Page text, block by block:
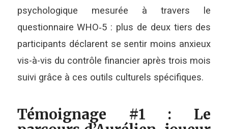
psychologique mesurée à travers le
questionnaire WHO‑5 : plus de deux tiers des
participants déclarent se sentir moins anxieux
vis-à-vis du contrôle financier après trois mois
suivi grâce à ces outils culturels spécifiques.
Témoignage #1 : Le